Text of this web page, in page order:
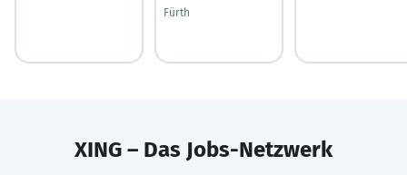
Fürth
XING – Das Jobs-Netzwerk